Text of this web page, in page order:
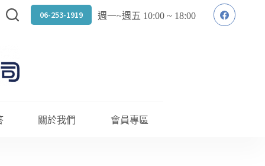
06-253-1919 週一~週五 10:00 ~ 18:00
關於我們 會員專區